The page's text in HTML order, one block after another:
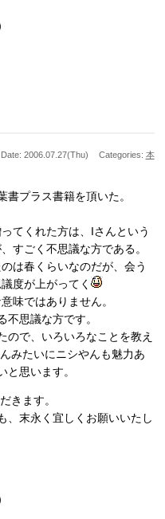
Date: 2006.07.27(Thu) Categories: 本
プラス書籍を頂いた。
てくれた方は、Iさんという
すごく不思議な方である。
は春くらいなのだが、会う
度が上がってく
味ではありません。
不思議な方です。
ので、いろいろなことを教え
みたいにニシやんも魅力あ
と思います。
きます。
、末永く宜しくお願いいたし